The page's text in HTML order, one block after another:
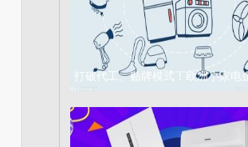
打破代工、贴牌模式！欧洲小家电